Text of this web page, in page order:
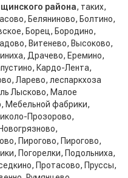
района, таких,
Беляниново, Болтино,
Борец, Бородино,
Витенево, Высоково,
Драчево, Еремино,
Кардо-Лента,
Ларево, леспаркхоза
Лысково, Малое
Мебельной фабрики,
Прозорово,
Пирогово, Пирогово,
Погорелки, Подольниха,
Протасово, Пруссы,